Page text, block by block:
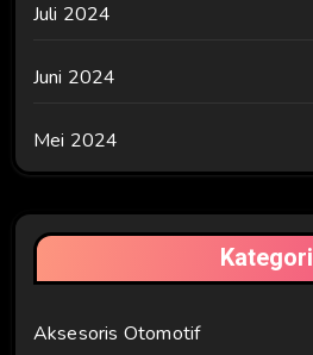
Juli 2024
Juni 2024
Mei 2024
Kategori
Aksesoris Otomotif